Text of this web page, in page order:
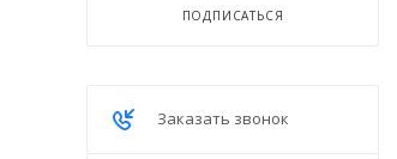
ПОДПИСАТЬСЯ
Заказать звонок